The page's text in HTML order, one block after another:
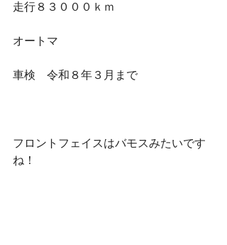
走行８３０００ｋｍ
オートマ
車検　令和８年３月まで
フロントフェイスはバモスみたいです
ね！